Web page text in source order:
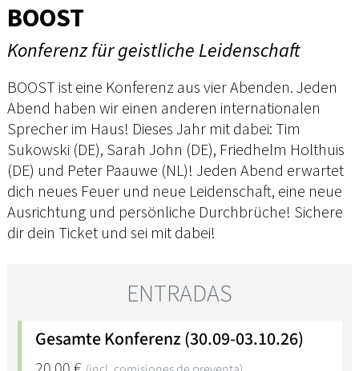
BOOST
Konferenz für geistliche Leidenschaft
BOOST ist eine Konferenz aus vier Abenden. Jeden
Abend haben wir einen anderen internationalen
Sprecher im Haus! Dieses Jahr mit dabei: Tim
Sukowski (DE), Sarah John (DE), Friedhelm Holthuis
(DE) und Peter Paauwe (NL)! Jeden Abend erwartet
dich neues Feuer und neue Leidenschaft, eine neue
Ausrichtung und persönliche Durchbrüche! Sichere
dir dein Ticket und sei mit dabei!